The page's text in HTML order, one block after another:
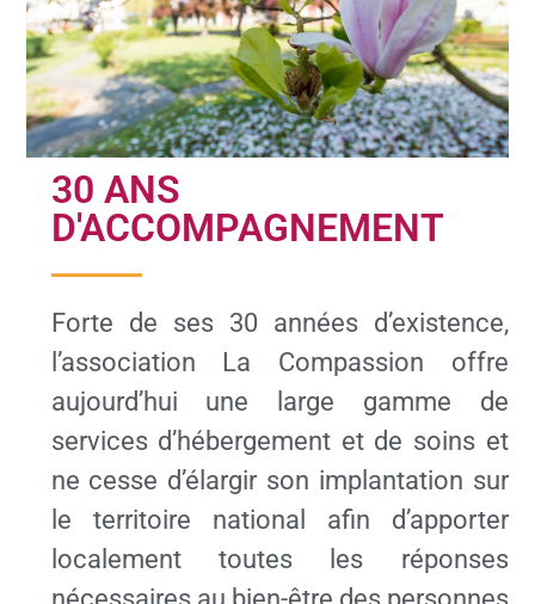
30 ANS
D'ACCOMPAGNEMENT
Forte de ses 30 années d’existence,
l’association La Compassion offre
aujourd’hui une large gamme de
services d’hébergement et de soins et
ne cesse d’élargir son implantation sur
le territoire national afin d’apporter
localement toutes les réponses